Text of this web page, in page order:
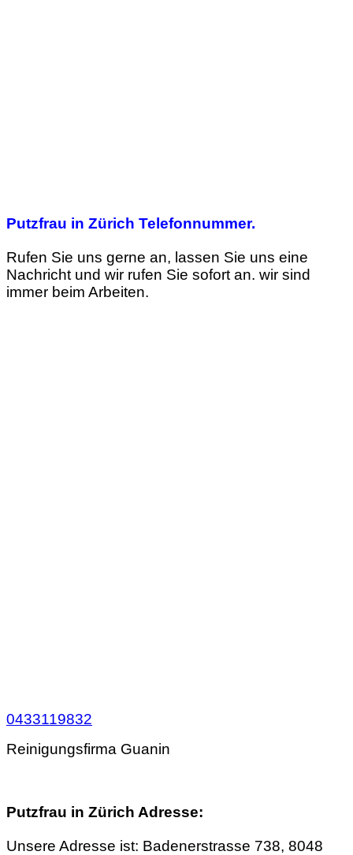
Putzfrau in Zürich Telefonnummer.
Rufen Sie uns gerne an, lassen Sie uns eine
Nachricht und wir rufen Sie sofort an. wir sind
immer beim Arbeiten.
0433119832
Reinigungsfirma Guanin
Putzfrau in Zürich Adresse:
Unsere Adresse ist: Badenerstrasse 738, 8048